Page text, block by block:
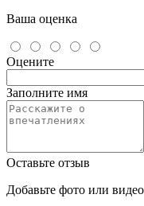
Ваша оценка
Оцените
Заполните имя
Оставьте отзыв
Добавьте фото или видео